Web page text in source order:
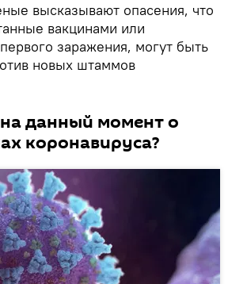
высказывают опасения, что
вакцинами или
заражения, могут быть
новых штаммов
данный момент о
коронавируса?